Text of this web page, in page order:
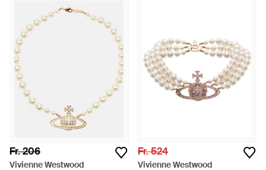
Fr. 206
Vivienne Westwood
Fr. 524
Vivienne Westwood